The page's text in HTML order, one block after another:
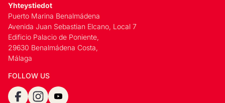
Yhteystiedot
Puerto Marina Benalmádena
Avenida Juan Sebastian Elcano, Local 7
Edificio Palacio de Poniente,
29630 Benalmádena Costa,
Málaga
FOLLOW US